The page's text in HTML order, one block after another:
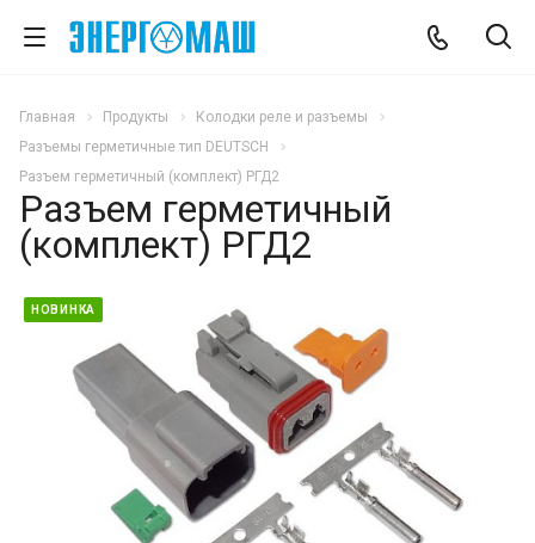
Главная Продукты
Колодки реле и разъемы
Разъемы герметичные тип DEUTSCH
Разъем герметичный (комплект) РГД2
Разъем герметичный
(комплект) РГД2
НОВИНКА